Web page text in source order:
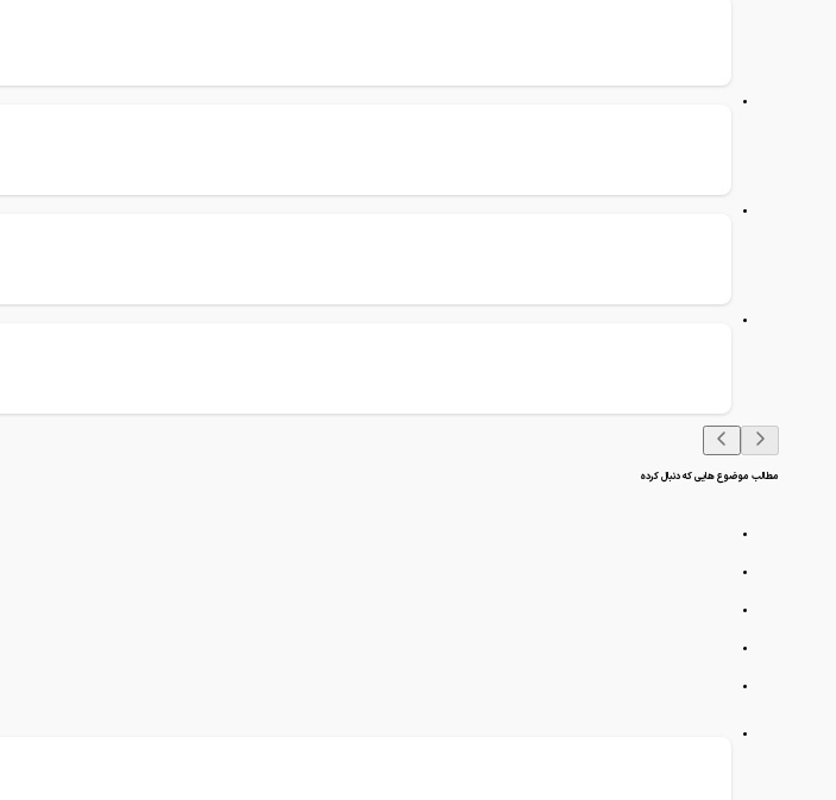
مطالب موضوع هایی که دنبال کرده